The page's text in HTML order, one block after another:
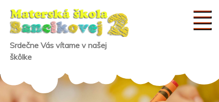
content
Srdečne Vás vítame v našej
škôlke